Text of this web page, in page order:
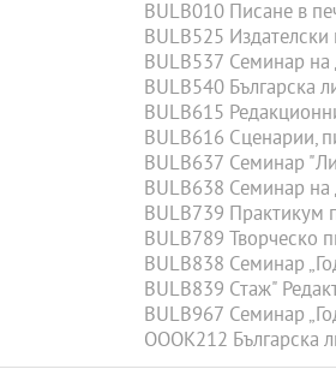
BULB010 Писане в
BULB525 Издателски
BULB537 Семинар на
BULB540 Българска
BULB615
BULB616 Сценарии,
BULB637 Семинар
BULB638 Семинар на
BULB739 Практикум
BULB789 Творческо
BULB838 Семинар
BULB839 Стаж"
BULB967 Семинар
OOOK212 Българска